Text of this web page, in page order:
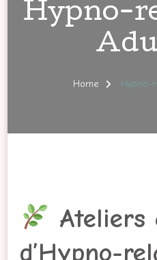
Hypno-
Home Hypno-
Ateliers
d’Hypno-